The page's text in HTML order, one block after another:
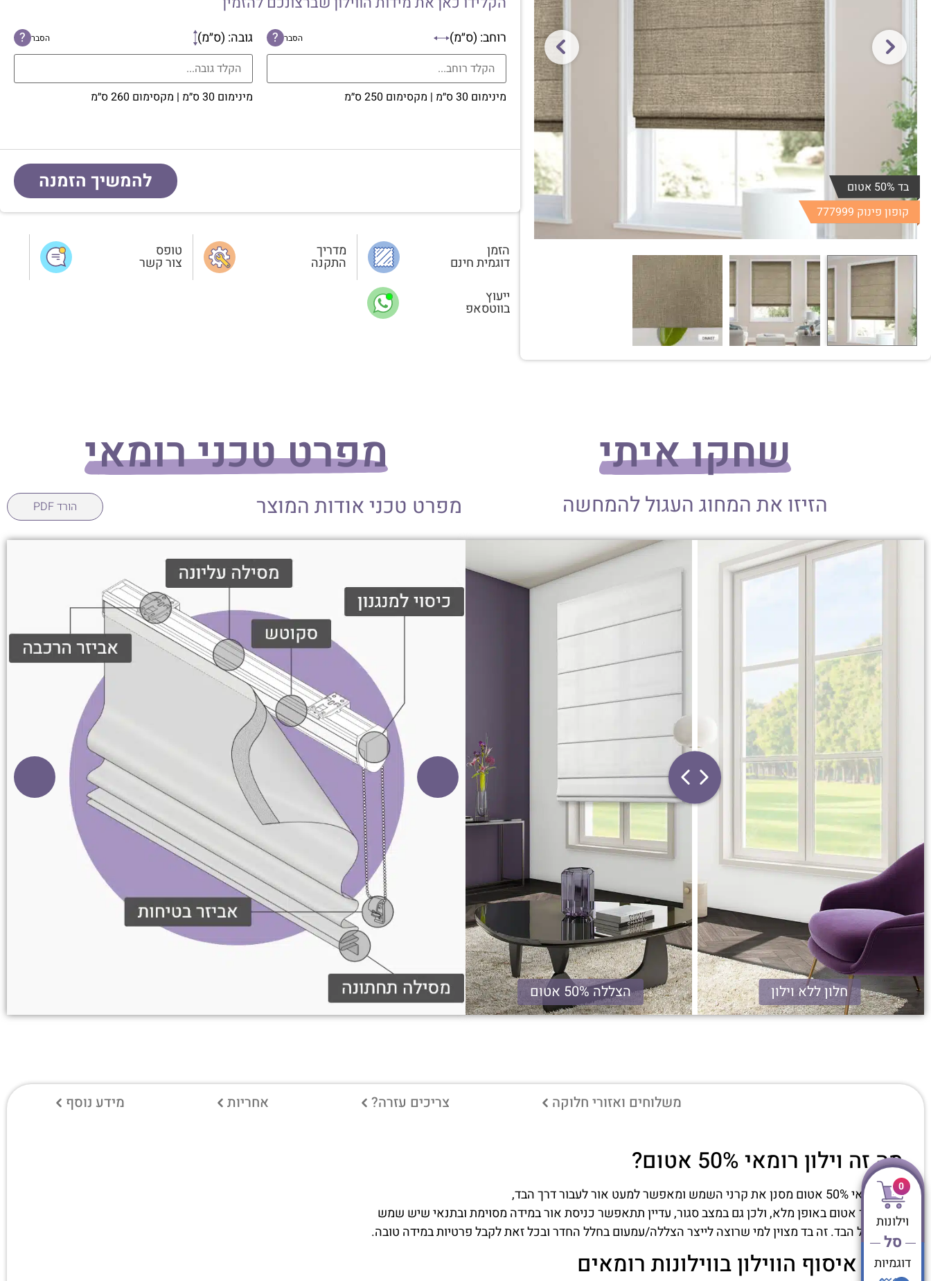
בד 50% אטום
קופון פינוק 777999
רוחב: (ס״מ) הסבר ?
מינימום 30 ס״מ | מקסימום 250 ס״מ
גובה: (ס״מ) הסבר ?
מינימום 30 ס״מ | מקסימום 260 ס״מ
להמשיך הזמנה
הזמן
דוגמית חינם
מדריך
התקנה
טופס
צור קשר
ייעוץ
בווטסאפ
שחקו איתי
הזיזו את המחוג העגול להמחשה
הצללה 50% אטום חלון ללא וילון
מפרט טכני רומאי
מפרט טכני אודות המוצר הורד PDF
משלוחים ואזורי חלוקה צריכים עזרה? אחריות מידע נוסף
מה זה וילון רומאי 50% אטום?
וילון רומאי 50% אטום מסנן את קרני השמש ומאפשר למעט אור לעבור דרך הבד,
זה לא בד אטום באופן מלא, ולכן גם במצב סגור, עדיין תתאפשר כניסת אור במידה מסוימת ובתנאי שיש שמש
ישירה על הבד. זה בד מצוין למי שרוצה לייצר הצללה/עמעום בחלל החדר ובכל זאת לקבל פרטיות במידה טובה.
גובה איסוף הווילון בווילונות רומאים
0
וילונות
סל
דוגמיות